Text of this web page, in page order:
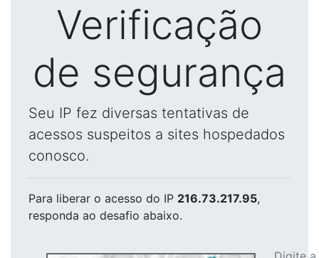
Verificação
de segurança
Seu IP fez diversas tentativas de
acessos suspeitos a sites hospedados
conosco.
Para liberar o acesso do IP 216.73.217.95,
responda ao desafio abaixo.